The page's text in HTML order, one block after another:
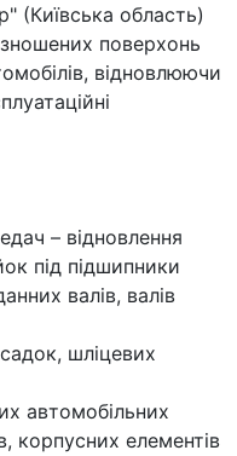
(Київська область)
зношених поверхонь
відновлюючи
– відновлення
під підшипники
валів, валів
шліцевих
автомобільних
корпусних елементів